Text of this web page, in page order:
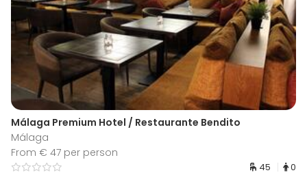
Málaga Premium Hotel / Restaurante Bendito
Málaga
From € 47 per person
45 0